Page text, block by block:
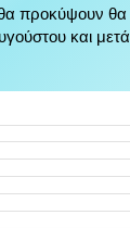
προκύψουν θα
και